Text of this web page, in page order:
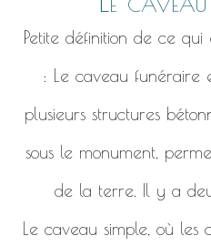
Petite définition de ce
: Le caveau funéraire
plusieurs structures
sous le monument,
de la terre. Il y a
Le caveau simple, où les